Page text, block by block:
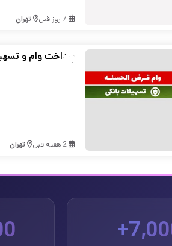
7 روز قبل تهران
پرداخت وام و
2 هفته قبل تهران